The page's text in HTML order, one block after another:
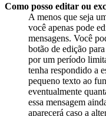
Como posso editar ou
A menos que seja
você apenas pode
mensagens. Você
botão de edição
por um período
tenha respondido a
pequeno texto ao
eventualmente
essa mensagem
aparecerá caso a